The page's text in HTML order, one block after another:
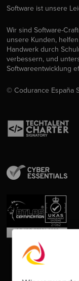
Software ist unsere
Wir sind Software-
unsere Kunden,
Handwerk durch
verbessern, und
Softwareentwicklung
© Codurance España